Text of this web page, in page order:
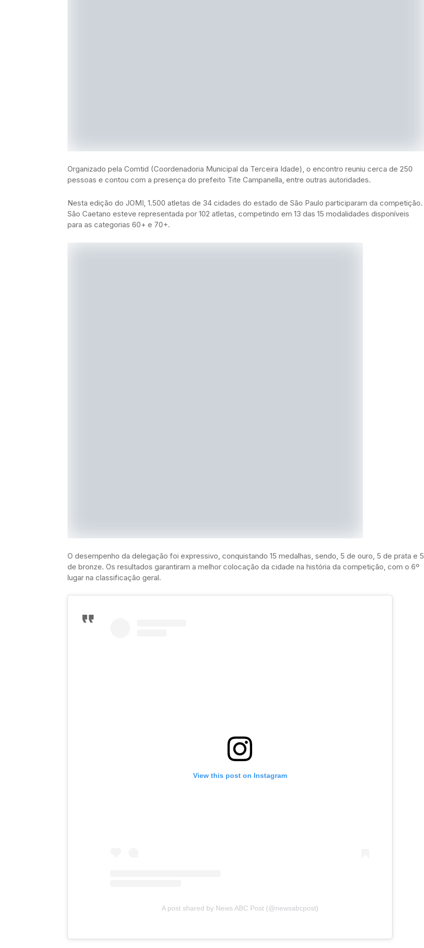
Organizado pela Comtid (Coordenadoria Municipal da Terceira Idade), o encontro reuniu cerca de 250
pessoas e contou com a presença do prefeito Tite Campanella, entre outras autoridades.
Nesta edição do JOMI, 1.500 atletas de 34 cidades do estado de São Paulo participaram da competição.
São Caetano esteve representada por 102 atletas, competindo em 13 das 15 modalidades disponíveis
para as categorias 60+ e 70+.
O desempenho da delegação foi expressivo, conquistando 15 medalhas, sendo, 5 de ouro, 5 de prata e 5
de bronze. Os resultados garantiram a melhor colocação da cidade na história da competição, com o 6º
lugar na classificação geral.
View this post on Instagram
A post shared by News ABC Post (@newsabcpost)